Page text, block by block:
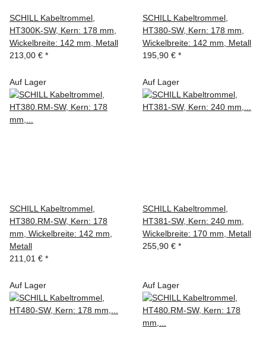
SCHILL Kabeltrommel,
HT300K-SW, Kern: 178 mm,
Wickelbreite: 142 mm, Metall
213,00 € *
SCHILL Kabeltrommel,
HT380-SW, Kern: 178 mm,
Wickelbreite: 142 mm, Metall
195,90 € *
Auf Lager
SCHILL Kabeltrommel,
HT380.RM-SW, Kern: 178
mm, Wickelbreite: 142 mm,
Metall
211,01 € *
Auf Lager
SCHILL Kabeltrommel,
HT381-SW, Kern: 240 mm,
Wickelbreite: 170 mm, Metall
255,90 € *
Auf Lager Auf Lager